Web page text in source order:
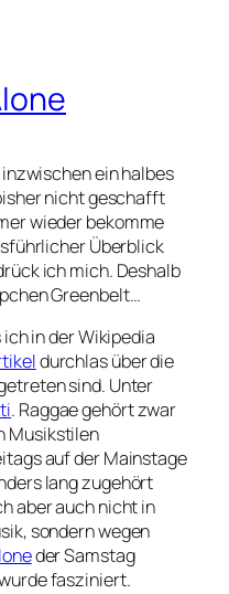
ein halbes
nicht geschafft
wieder bekomme
Überblick
ich mich. Deshalb
Greenbelt…
in der Wikipedia
durchlas über die
sind. Unter
. Raggae gehört zwar
Musikstilen
auf der Mainstage
lang zugehört
aber auch nicht in
sondern wegen
der Samstag
fasziniert.